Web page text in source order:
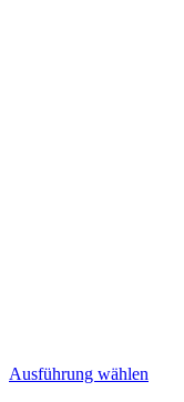
Ausführung wählen